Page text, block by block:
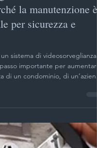
condominiale a
la manutenzione è
per sicurezza e
sistema di videosorveglianza
tantum”: montate oggi e